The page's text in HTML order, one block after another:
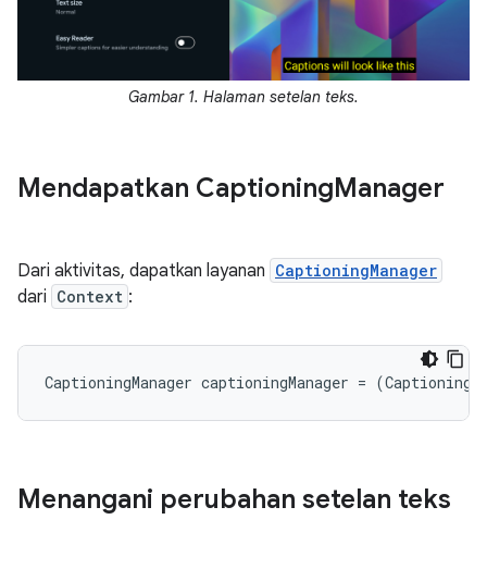
Gambar 1. Halaman setelan teks.
Mendapatkan CaptioningManager
Dari aktivitas, dapatkan layanan CaptioningManager
dari Context :
CaptioningManager captioningManager = (
Menangani perubahan setelan teks